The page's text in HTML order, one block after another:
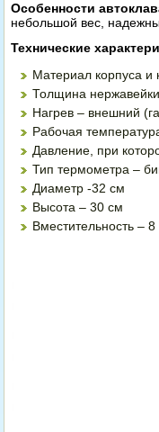
Особенности
небольшой вес,
Технические
Материал корпуса
Толщина
Нагрев – внешний
Рабочая
Давление, при
Тип термометра –
Диаметр -32 см
Высота – 30 см
Вместительность –